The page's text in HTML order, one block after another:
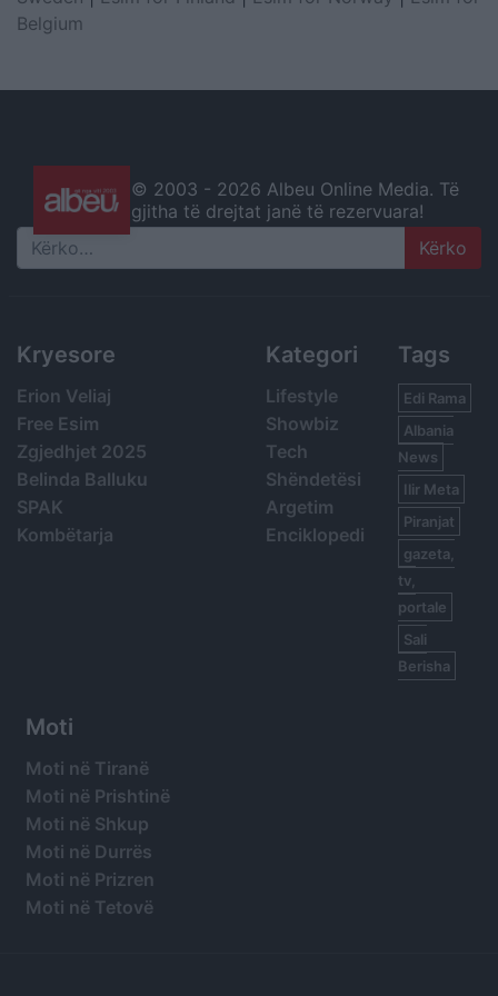
Belgium
© 2003 - 2026 Albeu Online Media. Të
gjitha të drejtat janë të rezervuara!
Search
Kryesore
Erion Veliaj
Free Esim
Zgjedhjet 2025
Belinda Balluku
SPAK
Kombëtarja
Kategori
Lifestyle
Showbiz
Tech
Shëndetësi
Argetim
Enciklopedi
Tags
Edi Rama
Albania
News
Ilir Meta
Piranjat
gazeta,
tv,
portale
Sali
Berisha
Moti
Moti në Tiranë
Moti në Prishtinë
Moti në Shkup
Moti në Durrës
Moti në Prizren
Moti në Tetovë